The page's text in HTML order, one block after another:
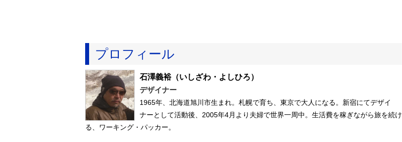
プロフィール
石澤義裕（いしざわ・よしひろ）
デザイナー
1965年、北海道旭川市生まれ。札幌で育ち、東京で大人になる。新宿にてデザイ
ナーとして活動後、2005年4月より夫婦で世界一周中。生活費を稼ぎながら旅を続け
る、ワーキング・パッカー。